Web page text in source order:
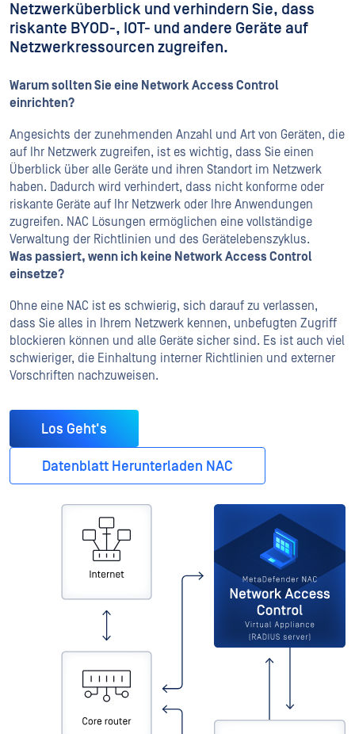
Netzwerküberblick und verhindern Sie, dass
riskante BYOD-, IOT- und andere Geräte auf
Netzwerkressourcen zugreifen.
Warum sollten Sie eine Network Access Control
einrichten?
Angesichts der zunehmenden Anzahl und Art von Geräten, die
auf Ihr Netzwerk zugreifen, ist es wichtig, dass Sie einen
Überblick über alle Geräte und ihren Standort im Netzwerk
haben. Dadurch wird verhindert, dass nicht konforme oder
riskante Geräte auf Ihr Netzwerk oder Ihre Anwendungen
zugreifen. NAC Lösungen ermöglichen eine vollständige
Verwaltung der Richtlinien und des Gerätelebenszyklus.
Was passiert, wenn ich keine Network Access Control
einsetze?
Ohne eine NAC ist es schwierig, sich darauf zu verlassen,
dass Sie alles in Ihrem Netzwerk kennen, unbefugten Zugriff
blockieren können und alle Geräte sicher sind. Es ist auch viel
schwieriger, die Einhaltung interner Richtlinien und externer
Vorschriften nachzuweisen.
Los Geht's
Datenblatt Herunterladen NAC